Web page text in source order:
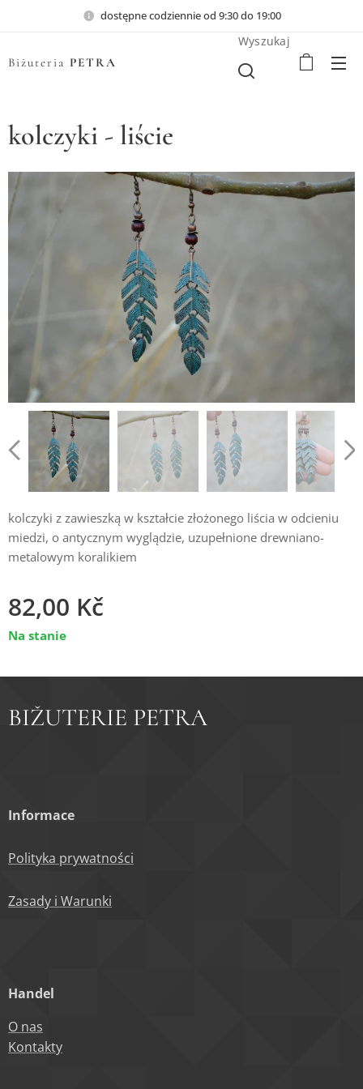
dostępne codziennie od 9:30 do 19:00
Biżuteria PETRA
Wyszukaj
kolczyki - liście
kolczyki z zawieszką w kształcie złożonego liścia w odcieniu
miedzi, o antycznym wyglądzie, uzupełnione drewniano-
metalowym koralikiem
82,00 Kč
Na stanie
BIŽUTERIE PETRA
Informace
Polityka prywatności
Zasady i Warunki
Handel
O nas
Kontakty